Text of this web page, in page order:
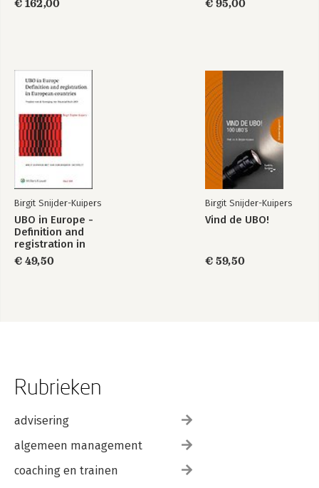
€ 162,00
€ 95,00
Birgit Snijder-Kuipers
UBO in Europe -
Definition and
registration in
European countries
€ 49,50
Birgit Snijder-Kuipers
Vind de UBO!
€ 59,50
Rubrieken
advisering
algemeen management
coaching en trainen